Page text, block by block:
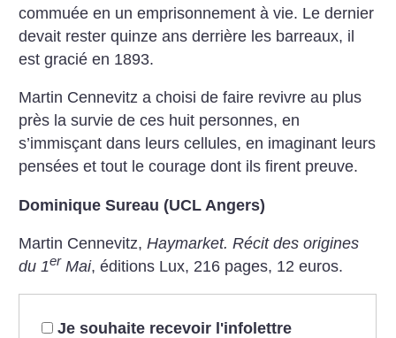
commuée en un emprisonnement à vie. Le dernier
devait rester quinze ans derrière les barreaux, il
est gracié en 1893.
Martin Cennevitz a choisi de faire revivre au plus
près la survie de ces huit personnes, en
s’immisçant dans leurs cellules, en imaginant leurs
pensées et tout le courage dont ils firent preuve.
Dominique Sureau (UCL Angers)
Martin Cennevitz,Haymarket. Récit des origines
du 1er Mai, éditions Lux, 216 pages, 12 euros.
Je souhaite recevoir l'infolettre